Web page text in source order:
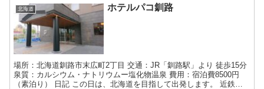
北海道 ホテルパコ釧路
場所：北海道釧路市末広町2丁目 交通：JR「釧路駅」より 徒歩15分
泉質：カルシウム・ナトリウムー塩化物温泉 費用：宿泊費8500円
（素泊り） 日記 この日は、北海道を目指して出発します。 近鉄で